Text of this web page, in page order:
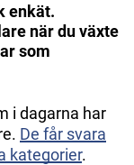
enkät.
när du växte
som
i dagarna har
De får svara
kategorier.